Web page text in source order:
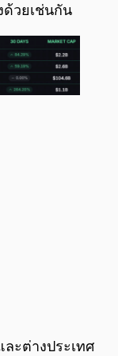
ด้วยเช่นกัน
ะต่างประเทศ